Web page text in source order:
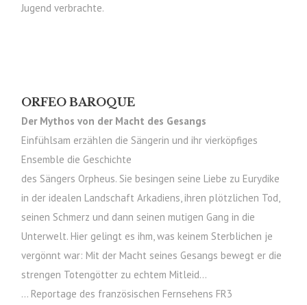
Jugend verbrachte.
ORFEO BAROQUE
Der Mythos von der Macht des Gesangs
Einfühlsam erzählen die Sängerin und ihr vierköpfiges
Ensemble die Geschichte
des Sängers Orpheus. Sie besingen seine Liebe zu Eurydike
in der idealen Landschaft Arkadiens, ihren plötzlichen Tod,
seinen Schmerz und dann seinen mutigen Gang in die
Unterwelt. Hier gelingt es ihm, was keinem Sterblichen je
vergönnt war: Mit der Macht seines Gesangs bewegt er die
strengen Totengötter zu echtem Mitleid…
… Reportage des französischen Fernsehens FR3